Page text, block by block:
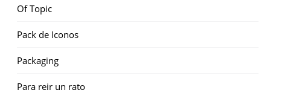
Of Topic
Pack de Iconos
Packaging
Para reir un rato